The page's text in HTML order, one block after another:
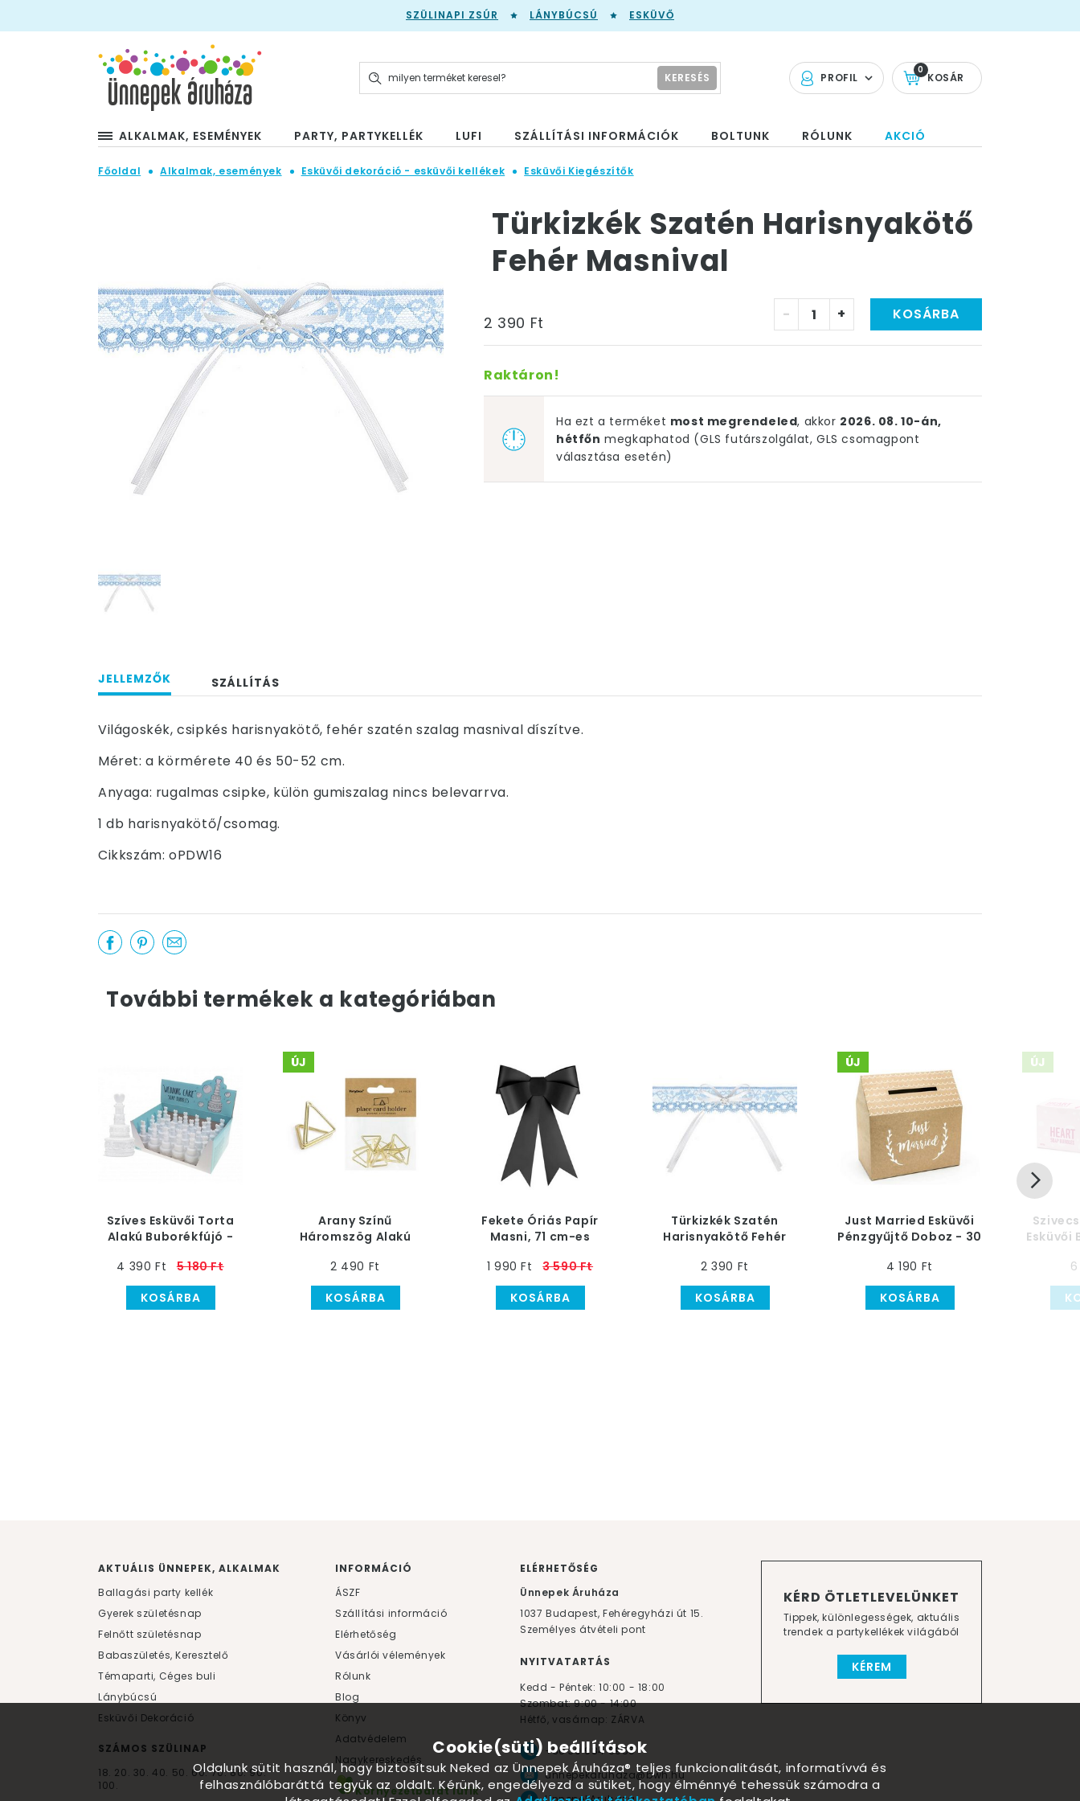
SZÜLINAPI ZSÚR LÁNYBÚCSÚ ESKÜVŐ
PROFIL KOSÁR
0
KERESÉS
ALKALMAK, ESEMÉNYEK PARTY, PARTYKELLÉK LUFI SZÁLLÍTÁSI INFORMÁCIÓK BOLTUNK RÓLUNK AKCIÓ
Főoldal Alkalmak, események Esküvői dekoráció - esküvői kellékek Esküvői Kiegészítők
Türkizkék Szatén Harisnyakötő
Fehér Masnival
2 390 Ft - + KOSÁRBA
Raktáron!
Ha ezt a terméket most megrendeled, akkor 2026. 08. 10-án,
hétfőn megkaphatod (GLS futárszolgálat, GLS csomagpont
választása esetén)
JELLEMZŐK SZÁLLÍTÁS
Világoskék, csipkés harisnyakötő, fehér szatén szalag masnival díszítve.
Méret: a körmérete 40 és 50-52 cm.
Anyaga: rugalmas csipke, külön gumiszalag nincs belevarrva.
1 db harisnyakötő/csomag.
Cikkszám: oPDW16
További termékek a kategóriában
Szíves Esküvői Torta
Alakú Buborékfújó -
4 390 Ft
5 180 Ft
KOSÁRBA
ÚJ
Arany Színű
Háromszög Alakú
10 db-os
2 490 Ft
KOSÁRBA
Fekete Óriás Papír
Masni, 71 cm-es
1 990 Ft
3 590 Ft
KOSÁRBA
Türkizkék Szatén
Harisnyakötő Fehér
2 390 Ft
KOSÁRBA
ÚJ
Just Married Esküvői
Pénzgyűjtő Doboz - 30
4 190 Ft
KOSÁRBA
ÚJ
Esküvői
KÉRD ÖTLETLEVELÜNKET
Tippek, különlegességek, aktuális
trendek a partykellékek világából
KÉREM
AKTUÁLIS ÜNNEPEK, ALKALMAK
Ballagási party kellék
Gyerek születésnap
Felnőtt születésnap
Babaszületés, Keresztelő
Témaparti, Céges buli
Lánybúcsú
Esküvői Dekoráció
SZÁMOS SZÜLINAP
18. 20. 30. 40. 50. 60.70.80.90.
100.
INFORMÁCIÓ
ÁSZF
Szállítási információ
Elérhetőség
Vásárlói vélemények
Rólunk
Blog
Könyv
Adatvédelem
Nagykereskedés
Környezetbarát lufik
ELÉRHETŐSÉG
Ünnepek Áruháza
1037 Budapest, Fehéregyházi út 15.
Személyes átvételi pont
NYITVATARTÁS
Kedd - Péntek: 10:00 - 18:00
Szombat: 9:00 - 14:00
Hétfő, vasárnap: ZÁRVA
+36 30 984 6955
unnepekaruhaza@bwh.hu
Cookie(süti) beállítások
Oldalunk sütit használ, hogy biztosítsuk Neked az Ünnepek Áruháza® teljes funkcionalitását, informatívvá és
felhasználóbaráttá tegyük az oldalt. Kérünk, engedélyezd a sütiket, hogy élménnyé tehessük számodra a